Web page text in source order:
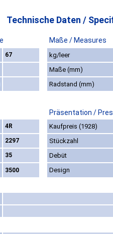
Technische Daten /
Maße / Measures
67
kg/leer
Maße (mm)
Radstand (mm)
Präsentation /
4R
Kaufpreis (1928)
2297
Stückzahl
35
Debüt
3500 Design